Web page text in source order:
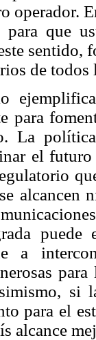
operador.
para que
sentido,
de todos
para
La
el
alcancen
a
si
para el
alcance